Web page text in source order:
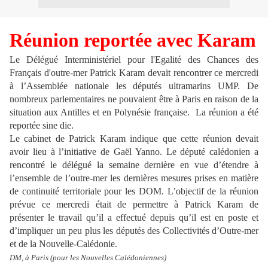
Réunion reportée avec Karam
Le Délégué Interministériel pour l'Egalité des Chances des
Français d'outre-mer Patrick Karam devait rencontrer ce mercredi
à l’Assemblée nationale les députés ultramarins UMP. De
nombreux parlementaires ne pouvaient être à Paris en raison de la
situation aux Antilles et en Polynésie française. La réunion a été
reportée sine die.
Le cabinet de Patrick Karam indique que cette réunion devait
avoir lieu à l’initiative de Gaël Yanno. Le député calédonien a
rencontré le délégué la semaine dernière en vue d’étendre à
l’ensemble de l’outre-mer les dernières mesures prises en matière
de continuité territoriale pour les DOM. L’objectif de la réunion
prévue ce mercredi était de permettre à Patrick Karam de
présenter le travail qu’il a effectué depuis qu’il est en poste et
d’impliquer un peu plus les députés des Collectivités d’Outre-mer
et de la Nouvelle-Calédonie.
DM, à Paris (pour les Nouvelles Calédoniennes)